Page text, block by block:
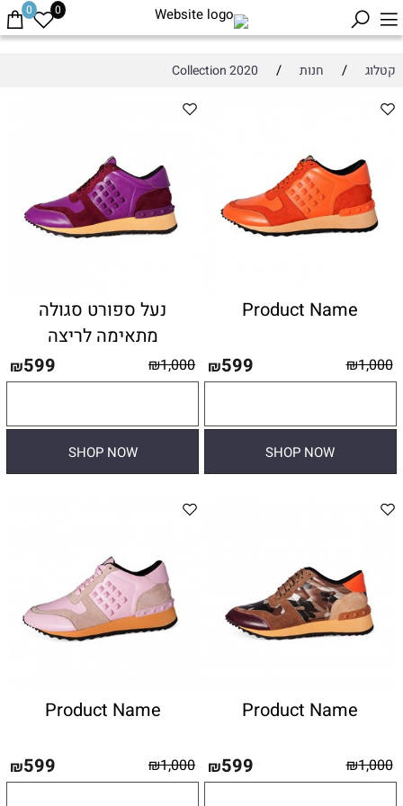
0 0
קטלוג / חנות /
Collection 2020
Product Name
₪1,000
₪599
SHOP NOW
נעל ספורט סגולה
מתאימה לריצה
₪1,000
₪599
SHOP NOW
Product Name
₪1,000
₪599
Product Name
₪1,000
₪599